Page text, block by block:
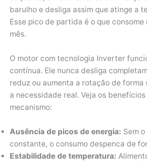
barulho e desliga assim que atinge a
Esse pico de partida é o que consome
mês.
O motor com tecnologia Inverter
contínua. Ele nunca desliga
reduz ou aumenta a rotação de forma
a necessidade real. Veja os
mecanismo:
Ausência de picos de energia: Sem
constante, o consumo despenca de
Estabilidade de temperatura: